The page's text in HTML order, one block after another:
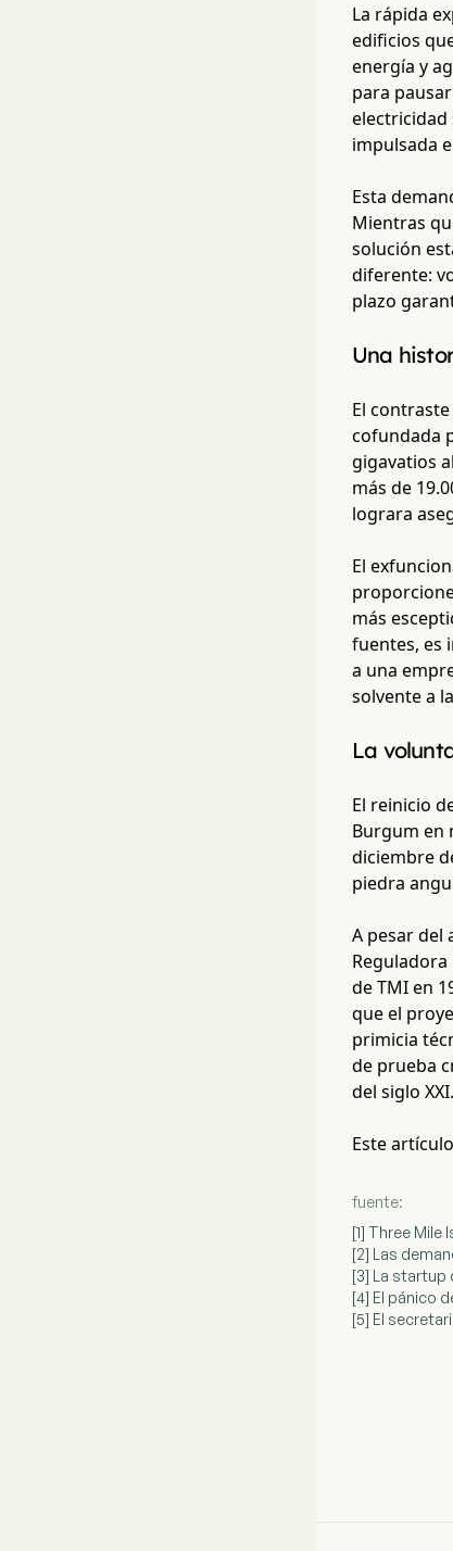
La rápida
edificios
energía y
para
electricidad
impulsada
Esta
Mientras
solución
diferente:
plazo
Una
El
cofundada
gigavatios
más de
lograra
El
más
fuentes, es
a una
solvente a
La
El reinicio
Burgum en
diciembre
piedra
A pesar del
de TMI en
que el
primicia
de prueba
del siglo XXI.
Este
fuente:
[1] Three Mile
[2] Las
[3] La startup
[4] El pánico
[5] El